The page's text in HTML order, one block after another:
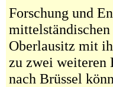
Forschung und
Oberlausitz mit
zu zwei weiteren
nach Brüssel